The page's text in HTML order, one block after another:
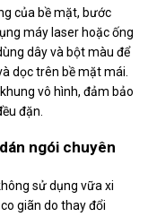
của bề mặt, bước
máy laser hoặc ống
dây và bột màu để
dọc trên bề mặt mái.
vô hình, đảm bảo
đặn.
ngói chuyên
sử dụng vữa xi
giãn do thay đổi